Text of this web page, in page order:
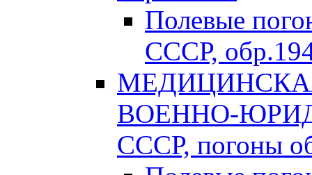
Полевые
СССР,
ВОЕННО-
СССР, погоны